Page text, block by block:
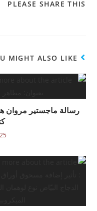
PLEASE SHARE THIS
MIGHT ALSO LIKE
رسالة ماجستير مروان